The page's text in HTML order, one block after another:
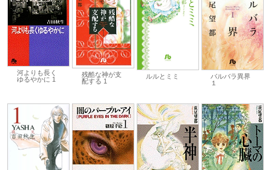
河よりも長く
ゆるやかに 1
残酷な神が支
配する 1
ルルとミミ
バルバラ異界
１